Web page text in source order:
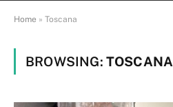
Home » Toscana
BROWSING: TOSCANA